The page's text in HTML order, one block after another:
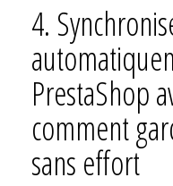
4.
PrestaShop
comment
sans effort